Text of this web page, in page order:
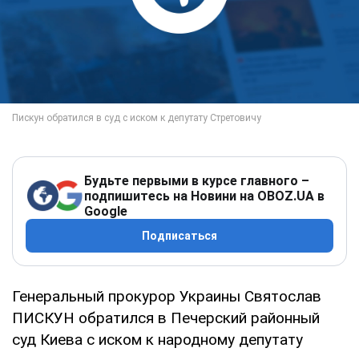
Будьте первыми в курсе главного –
подпишитесь на Новини на OBOZ.UA в
Google
Подписаться
Генеральный прокурор Украины Святослав
ПИСКУН обратился в Печерский районный
суд Киева с иском к народному депутату